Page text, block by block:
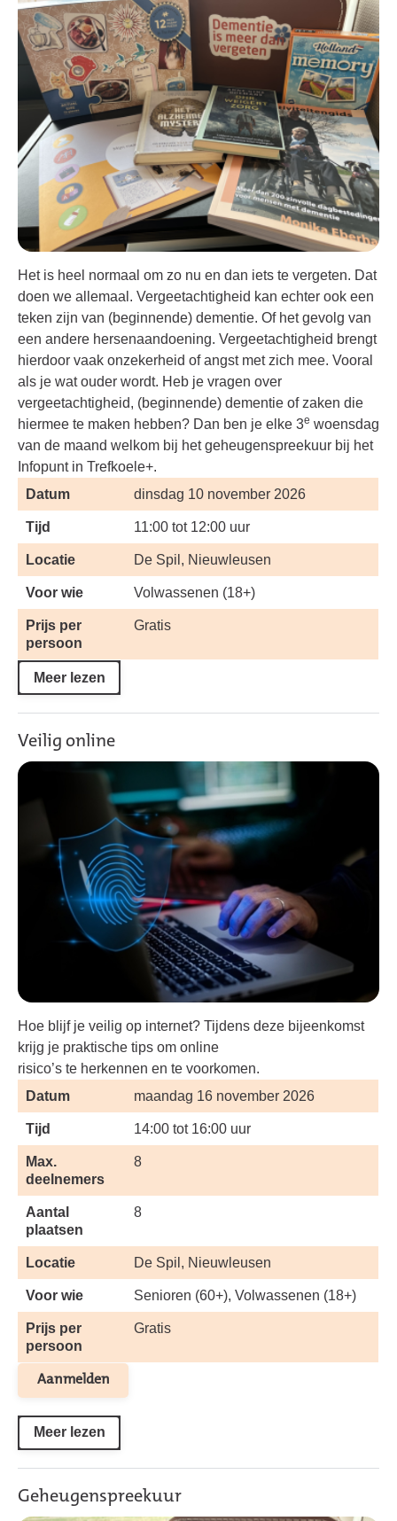
Het is heel normaal om zo nu en dan iets te vergeten. Dat
doen we allemaal. Vergeetachtigheid kan echter ook een
teken zijn van (beginnende) dementie. Of het gevolg van
een andere hersenaandoening. Vergeetachtigheid brengt
hierdoor vaak onzekerheid of angst met zich mee. Vooral
als je wat ouder wordt. Heb je vragen over
vergeetachtigheid, (beginnende) dementie of zaken die
hiermee te maken hebben? Dan ben je elke 3e woensdag
van de maand welkom bij het geheugenspreekuur bij het
Infopunt in Trefkoele+.
Datum
dinsdag 10 november 2026
Tijd 11:00 tot 12:00 uur
Locatie De Spil, Nieuwleusen
Voor wie Volwassenen (18+)
Prijs per
persoon
Gratis
Meer lezen
Veilig online
Hoe blijf je veilig op internet? Tijdens deze bijeenkomst
krijg je praktische tips om online
risico’s te herkennen en te voorkomen.
Datum
maandag 16 november 2026
Tijd 14:00 tot 16:00 uur
Max.
deelnemers
8
Aantal
plaatsen
8
Locatie De Spil, Nieuwleusen
Voor wie Senioren (60+), Volwassenen (18+)
Prijs per
persoon
Gratis
Aanmelden
Meer lezen
Geheugenspreekuur